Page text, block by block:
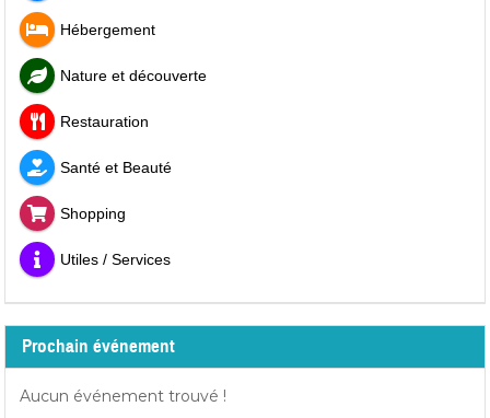
Hébergement
Nature et découverte
Restauration
Santé et Beauté
Shopping
Utiles / Services
Prochain événement
Aucun événement trouvé !